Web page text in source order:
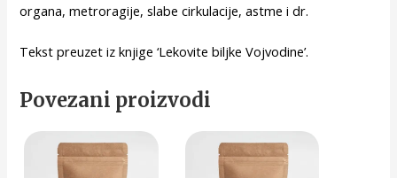
organa, metroragije, slabe cirkulacije, astme i dr.
Tekst preuzet iz knjige ‘Lekovite biljke Vojvodine’.
Povezani proizvodi